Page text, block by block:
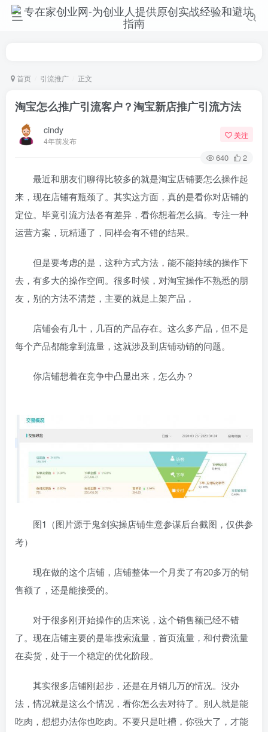
首页 引流推广 正文
淘宝怎么推广引流客户？淘宝新店推广引流方法
cindy
4年前发布
关注
640 2
最近和朋友们聊得比较多的就是淘宝店铺要怎么操作起
来，现在店铺有瓶颈了。其实这方面，真的是看你对店铺的
定位。毕竟引流方法各有差异，看你想着怎么搞。专注一种
运营方案，玩精通了，同样会有不错的结果。
但是要考虑的是，这种方式方法，能不能持续的操作下
去，有多大的操作空间。很多时候，对淘宝操作不熟悉的朋
友，别的方法不清楚，主要的就是上架产品，
店铺会有几十，几百的产品存在。这么多产品，但不是
每个产品都能拿到流量，这就涉及到店铺动销的问题。
你店铺想着在竞争中凸显出来，怎么办？
图1（图片源于鬼剑实操店铺生意参谋后台截图，仅供参
考）
现在做的这个店铺，店铺整体一个月卖了有20多万的销
售额了，还是能接受的。
对于很多刚开始操作的店来说，这个销售额已经不错
了。现在店铺主要的是靠搜索流量，首页流量，和付费流量
在卖货，处于一个稳定的优化阶段。
其实很多店铺刚起步，还是在月销几万的情况。没办
法，情况就是这么个情况，看你怎么去对待了。别人就是能
吃肉，想想办法你也吃肉。不要只是吐槽，你强大了，才能